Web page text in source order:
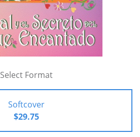
Select Format
Softcover
$29.75